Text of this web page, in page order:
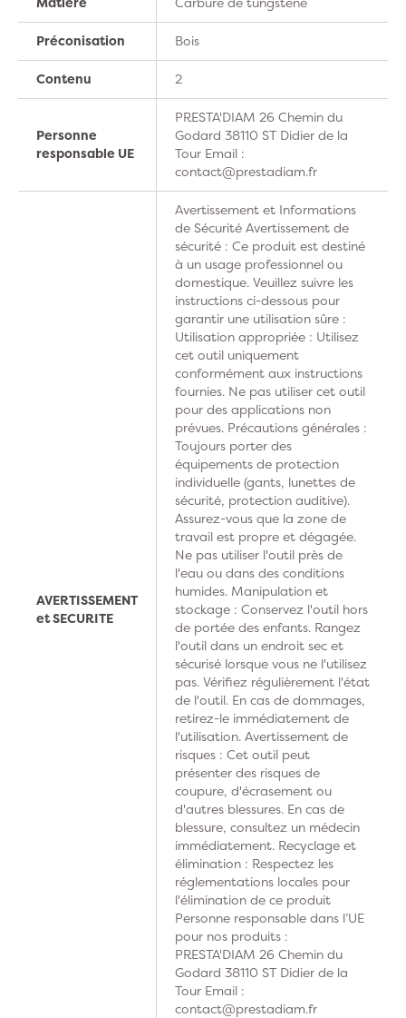
Préconisation Bois
Contenu 2
Personne
responsable UE
PRESTA'DIAM 26 Chemin du
Godard 38110 ST Didier de la
Tour Email :
contact@prestadiam.fr
AVERTISSEMENT
et SECURITE
Avertissement et Informations
de Sécurité Avertissement de
sécurité : Ce produit est destiné
à un usage professionnel ou
domestique. Veuillez suivre les
instructions ci-dessous pour
garantir une utilisation sûre :
Utilisation appropriée : Utilisez
cet outil uniquement
conformément aux instructions
fournies. Ne pas utiliser cet outil
pour des applications non
prévues. Précautions générales :
Toujours porter des
équipements de protection
individuelle (gants, lunettes de
sécurité, protection auditive).
Assurez-vous que la zone de
travail est propre et dégagée.
Ne pas utiliser l'outil près de
l'eau ou dans des conditions
humides. Manipulation et
stockage : Conservez l'outil hors
de portée des enfants. Rangez
l'outil dans un endroit sec et
sécurisé lorsque vous ne l'utilisez
pas. Vérifiez régulièrement l'état
de l'outil. En cas de dommages,
retirez-le immédiatement de
l'utilisation. Avertissement de
risques : Cet outil peut
présenter des risques de
coupure, d'écrasement ou
d'autres blessures. En cas de
blessure, consultez un médecin
immédiatement. Recyclage et
élimination : Respectez les
réglementations locales pour
l'élimination de ce produit
Personne responsable dans l’UE
pour nos produits :
PRESTA'DIAM 26 Chemin du
Godard 38110 ST Didier de la
Tour Email :
contact@prestadiam.fr